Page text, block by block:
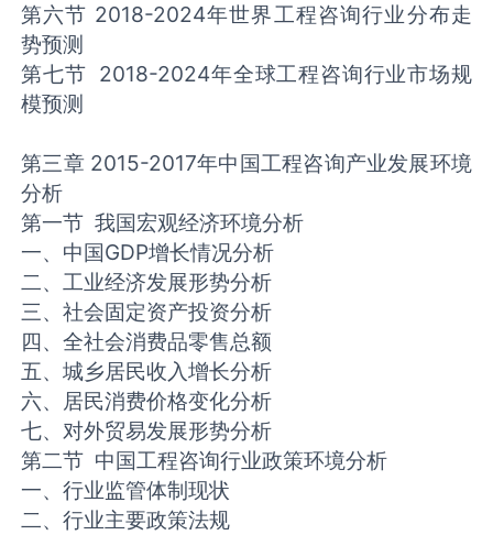
第六节 2018-2024年世界工程咨询行业分布走
势预测
第七节 2018-2024年全球工程咨询行业市场规
模预测
第三章 2015-2017年中国工程咨询产业发展环境
分析
第一节 我国宏观经济环境分析
一、中国GDP增长情况分析
二、工业经济发展形势分析
三、社会固定资产投资分析
四、全社会消费品零售总额
五、城乡居民收入增长分析
六、居民消费价格变化分析
七、对外贸易发展形势分析
第二节 中国工程咨询行业政策环境分析
一、行业监管体制现状
二、行业主要政策法规